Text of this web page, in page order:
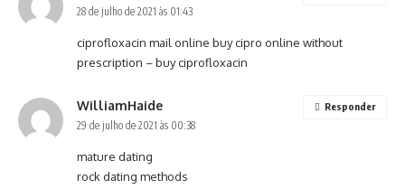
28 de julho de 2021 às 01:43
ciprofloxacin mail online buy cipro online without
prescription – buy ciprofloxacin
WilliamHaide
29 de julho de 2021 às 00:38
mature dating
rock dating methods
Responder